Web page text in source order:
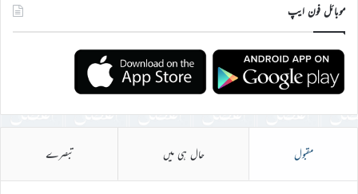
موبائل فون ایپ
مقبول حال ہی میں تبصرے